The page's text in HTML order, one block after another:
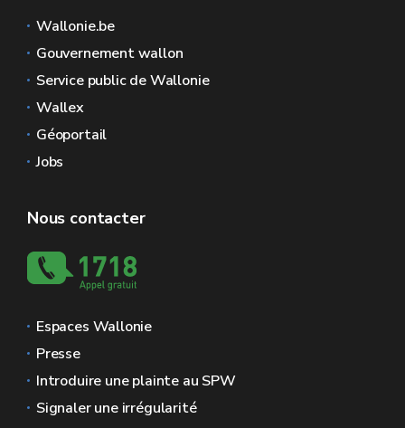
Wallonie.be
Gouvernement wallon
Service public de Wallonie
Wallex
Géoportail
Jobs
Nous contacter
Espaces Wallonie
Presse
Introduire une plainte au SPW
Signaler une irrégularité